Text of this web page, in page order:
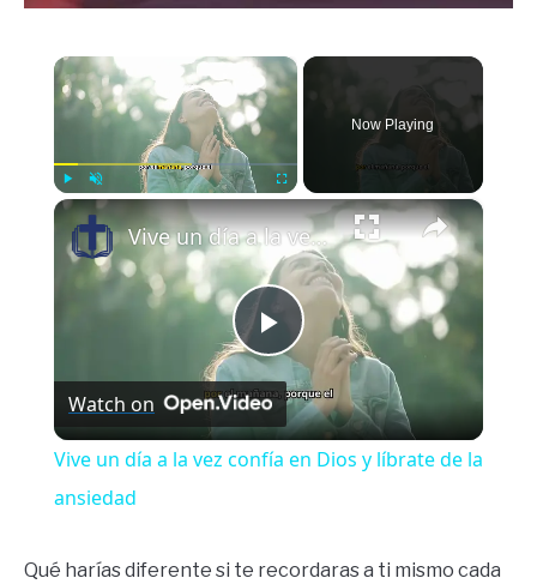
×
Fullscreen
Now Playing
×
Play
Video
Vive un día a la vez confía en Dios y líbrate de la ansiedad
Watch on
Vive un día a la vez confía en Dios y líbrate de la
ansiedad
Qué harías diferente si te recordaras a ti mismo cada